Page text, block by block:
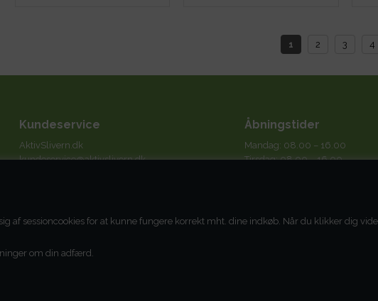
af sessioncookies for at kunne fungere korrekt mht. dine indkøb. Når du klikker dig
om din adfærd.
1 2 3 4
Kundeservice
AktivSlivern.dk
kundeservice@aktivslivern.dk
Tlf.+45 75 82 41 11
Åbningstider
Mandag: 08.00 – 16.00
Tirsdag: 08.00 – 16.00